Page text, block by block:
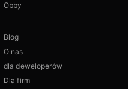
Obby
Blog
O nas
dla deweloperów
Dla firm